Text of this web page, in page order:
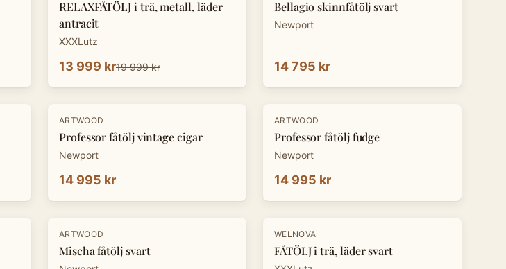
RELAXFÅTÖLJ i trä, metall, läder
antracit
XXXLutz
13 999 kr19 999 kr
Bellagio skinnfåtölj svart
Newport
14 795 kr
ARTWOOD
Professor fåtölj vintage cigar
Newport
14 995 kr
ARTWOOD
Professor fåtölj fudge
Newport
14 995 kr
ARTWOOD
Mischa fåtölj svart
-30 %
WELNOVA
FÅTÖLJ i trä, läder svart